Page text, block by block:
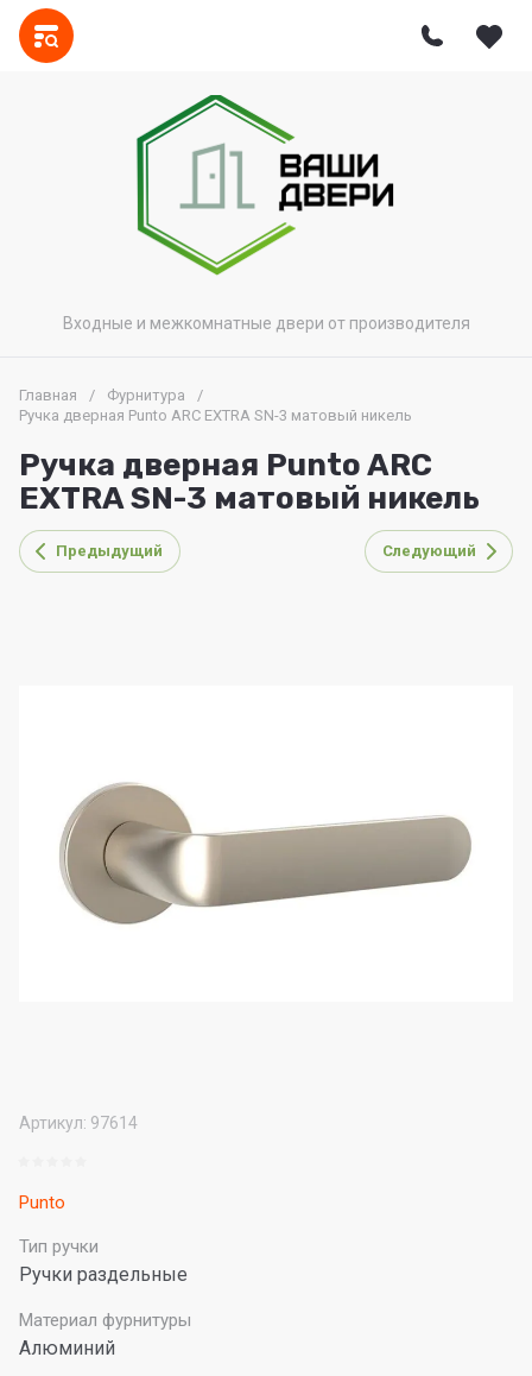
Входные и межкомнатные двери от производителя
Главная / Фурнитура
/
Ручка дверная Punto ARC EXTRA SN-3 матовый никель
Ручка дверная Punto ARC
EXTRA SN-3 матовый никель
Предыдущий Следующий
Артикул: 97614
Punto
Тип ручки
Ручки раздельные
Материал фурнитуры
Алюминий